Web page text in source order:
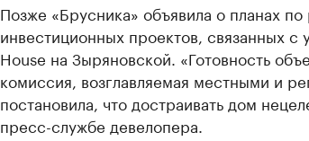
Позже «Брусника» объявила о планах
инвестиционных проектов, связанных
House на Зыряновской. «Готовность
комиссия, возглавляемая местными и
постановила, что достраивать дом
пресс-службе девелопера.